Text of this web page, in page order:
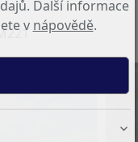
Další informace
v nápovědě.